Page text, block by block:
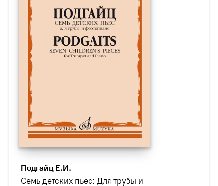
Подгайц Е.И.
Семь детских пьес: Для трубы и